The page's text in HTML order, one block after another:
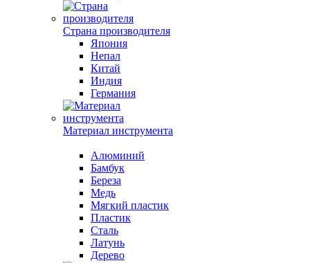
Страна производителя
Япония
Непал
Китай
Индия
Германия
Материал инструмента
Алюминий
Бамбук
Береза
Медь
Мягкий пластик
Пластик
Сталь
Латунь
Дерево